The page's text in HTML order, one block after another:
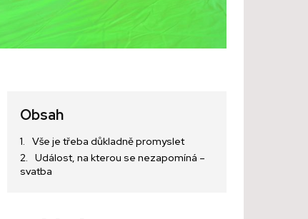
Obsah
Vše je třeba důkladně promyslet
Událost, na kterou se nezapomíná –
svatba